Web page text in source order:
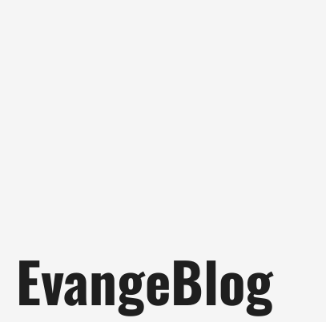
content
EvangeBlog